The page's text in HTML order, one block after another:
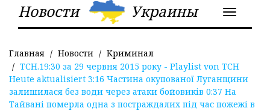
Новости Украины
Toggle
Главная Новости
Криминал
ТСН.19:30 за 29 червня 2015 року - Playlist von ТСН
Heute aktualisiert 3:16 Частина окупованої Луганщини
залишилася без води через атаки бойовиків 0:37 На
Тайвані померла одна з постраждалих під час пожежі в